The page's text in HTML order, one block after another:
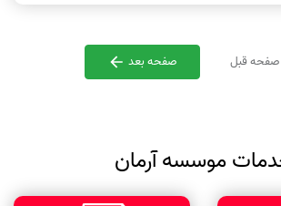
صفحه قبل صفحه بعد
موسسه آرمان